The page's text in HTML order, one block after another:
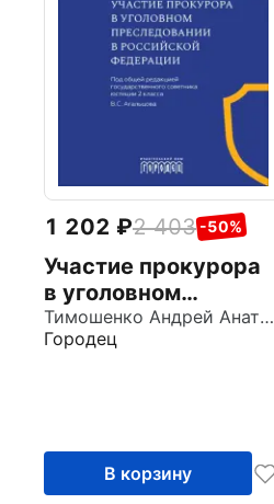
1 202 2 403 -50%
Участие прокурора
в уголовном
преследовании в
Российской
Тимошенко Андрей Анатольевич
Городец
В корзину